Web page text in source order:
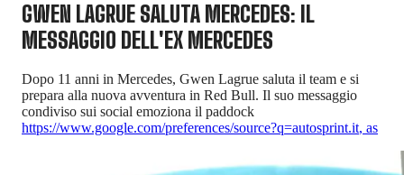
GWEN LAGRUE SALUTA MERCEDES: IL
MESSAGGIO DELL'EX MERCEDES
Dopo 11 anni in Mercedes, Gwen Lagrue saluta il team e si
prepara alla nuova avventura in Red Bull. Il suo messaggio
condiviso sui social emoziona il paddock
https://www.google.com/preferences/source?q=autosprint.it, as